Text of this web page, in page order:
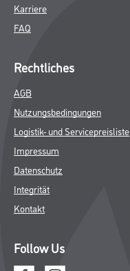
Karriere
FAQ
Rechtliches
AGB
Nutzungsbedingungen
Logistik- und Servicepreisliste
Impressum
Datenschutz
Integrität
Kontakt
Follow Us